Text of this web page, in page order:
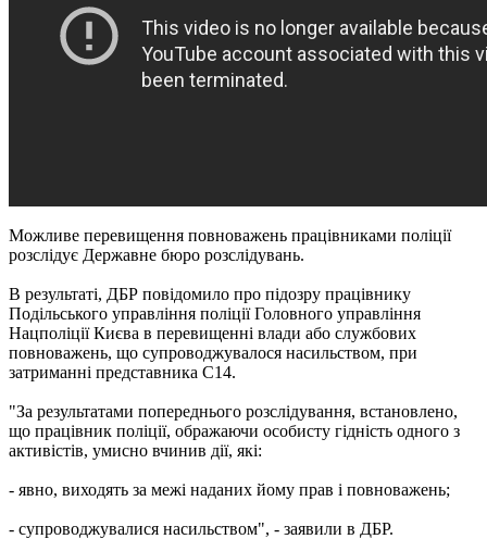
Можливе перевищення повноважень працівниками поліції
розслідує Державне бюро розслідувань.
В результаті, ДБР повідомило про підозру працівнику
Подільського управління поліції Головного управління
Нацполіції Києва в перевищенні влади або службових
повноважень, що супроводжувалося насильством, при
затриманні представника С14.
"За результатами попереднього розслідування, встановлено,
що працівник поліції, ображаючи особисту гідність одного з
активістів, умисно вчинив дії, які:
- явно, виходять за межі наданих йому прав і повноважень;
- супроводжувалися насильством", - заявили в ДБР.